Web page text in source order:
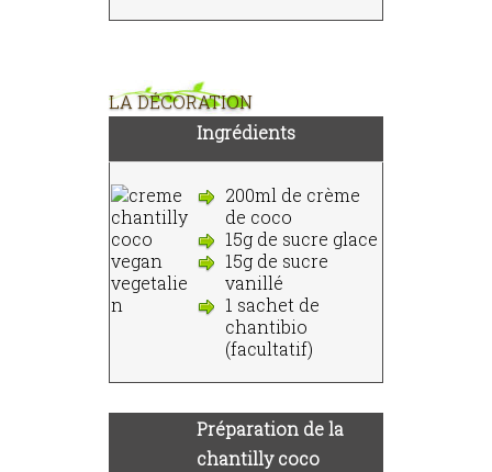
LA DÉCORATION
Ingrédients
200ml de crème
de coco
15g de sucre glace
15g de sucre
vanillé
1 sachet de
chantibio
(facultatif)
Préparation de la
chantilly coco